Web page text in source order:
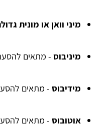
מיני וואן או מונית
מיניבוס - מתאים להסעה של
מידיבוס - מתאים להסעה של
אוטובוס - מתאים להסעה של 55